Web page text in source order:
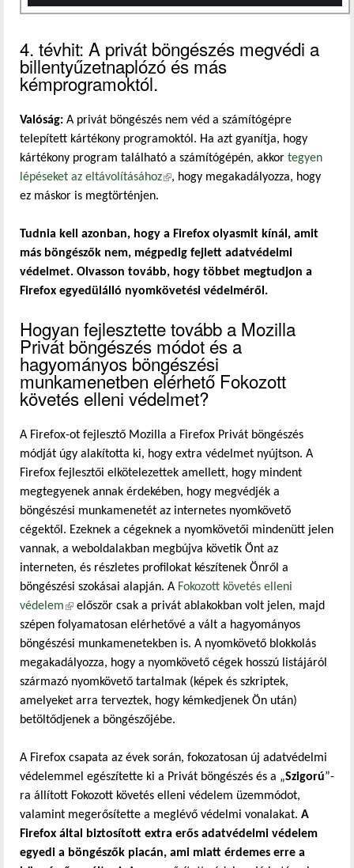
4. tévhit: A privát böngészés megvédi a
billentyűzetnaplózó és más
kémprogramoktól.
Valóság: A privát böngészés nem véd a számítógépre
telepített kártékony programoktól. Ha azt gyanítja, hogy
kártékony program található a számítógépén, akkor tegyen
lépéseket az eltávolításához(külső hivatkozás)
, hogy megakadályozza, hogy
ez máskor is megtörténjen.
Tudnia kell azonban, hogy a Firefox olyasmit kínál, amit
más böngészők nem, mégpedig fejlett adatvédelmi
védelmet. Olvasson tovább, hogy többet megtudjon a
Firefox egyedülálló nyomkövetési védelméről.
Hogyan fejlesztette tovább a Mozilla
Privát böngészés módot és a
hagyományos böngészési
munkamenetben elérhető Fokozott
követés elleni védelmet?
A Firefox-ot fejlesztő Mozilla a Firefox Privát böngészés
módját úgy alakította ki, hogy extra védelmet nyújtson. A
Firefox fejlesztői elkötelezettek amellett, hogy mindent
megtegyenek annak érdekében, hogy megvédjék a
böngészési munkamenetét az internetes nyomkövető
cégektől. Ezeknek a cégeknek a nyomkövetői mindenütt jelen
vannak, a weboldalakban megbújva követik Önt az
interneten, és részletes profilokat készítenek Önről a
böngészési szokásai alapján. A Fokozott követés elleni
védelem(külső hivatkozás)
először csak a privát ablakokban volt jelen, majd
szépen folyamatosan elérhetővé a vált a hagyományos
böngészési munkamenetekben is. A nyomkövető blokkolás
megakadályozza, hogy a nyomkövető cégek hosszú listájáról
származó nyomkövető tartalmak (képek és szkriptek,
amelyeket arra terveztek, hogy kémkedjenek Ön után)
betöltődjenek a böngészőjébe.
A Firefox csapata az évek során, fokozatosan új adatvédelmi
védelemmel egészítette ki a Privát böngészés és a „Szigorú”-
ra állított Fokozott követés elleni védelem üzemmódot,
valamint megerősítette a meglévő védelmi vonalakat. A
Firefox által biztosított extra erős adatvédelmi védelem
egyedi a böngészők piacán, ami miatt érdemes erre a